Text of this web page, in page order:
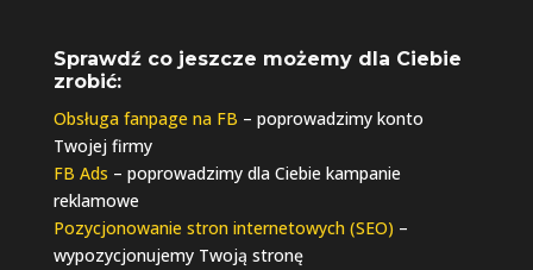
Sprawdź co jeszcze możemy dla Ciebie
zrobić:
Obsługa fanpage na FB – poprowadzimy konto
Twojej firmy
FB Ads – poprowadzimy dla Ciebie kampanie
reklamowe
Pozycjonowanie stron internetowych (SEO) –
wypozycjonujemy Twoją stronę